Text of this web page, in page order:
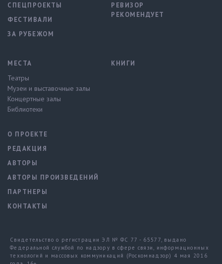
СПЕЦПРОЕКТЫ
ФЕСТИВАЛИ
ЗА РУБЕЖОМ
РЕВИЗОР
РЕКОМЕНДУЕТ
МЕСТА
Театры
Музеи и выставочные залы
Концертные залы
Библиотеки
КНИГИ
О ПРОЕКТЕ
РЕДАКЦИЯ
АВТОРЫ
АВТОРЫ ПРОИЗВЕДЕНИЙ
ПАРТНЕРЫ
КОНТАКТЫ
Свидетельство о регистрации ЭЛ № ФС 77 - 65577, выдано
Федеральной службой по надзору в сфере связи, информационных
технологий и массовых коммуникаций (Роскомнадзор) 4 мая 2016